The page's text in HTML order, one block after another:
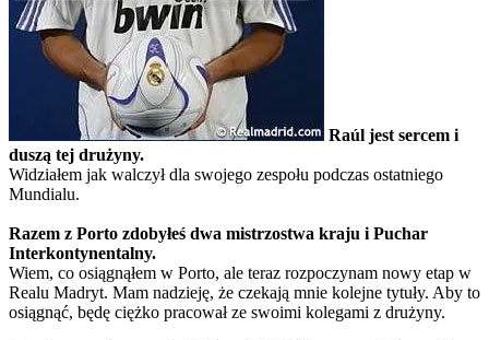
Raúl jest sercem i
duszą tej drużyny.
Widziałem jak walczył dla swojego zespołu podczas ostatniego
Mundialu.
Razem z Porto zdobyłeś dwa mistrzostwa kraju i Puchar
Interkontynentalny.
Wiem, co osiągnąłem w Porto, ale teraz rozpoczynam nowy etap w
Realu Madryt. Mam nadzieję, że czekają mnie kolejne tytuły. Aby to
osiągnąć, będę ciężko pracował ze swoimi kolegami z drużyny.